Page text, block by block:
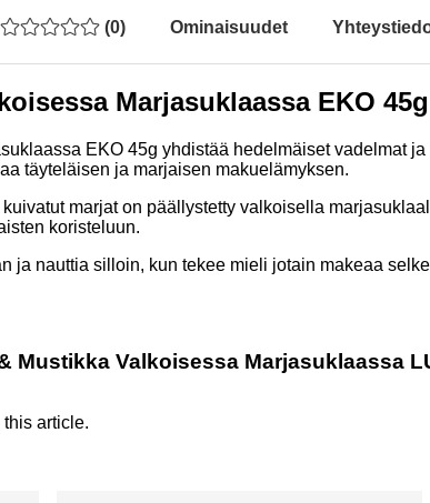
(0) Ominaisuudet
Marjasuklaassa EKO 45g
EKO 45g yhdistää hedelmäiset vadelmat
täyteläisen ja marjaisen makuelämyksen.
marjat on päällystetty valkoisella
koristeluun.
ja nauttia silloin, kun tekee mieli jotain makeaa
Mustikka Valkoisessa Marjasuklaassa
article.